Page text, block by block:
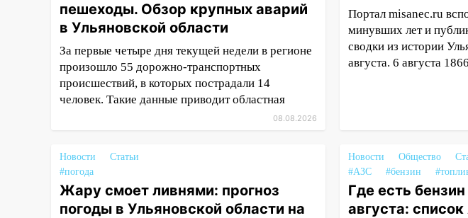
18:11 Ульяновская область
стала пилотным регионом
долголетие»
17:16 В реанимацию
Ульяновской областной
16:51
В Чердаклинском районе
ремонтируют дороги, ставят
остановки и проводят новое
освещение
пешеходы. Обзор крупных аварий
в Ульяновской области
За первые четыре дня текущей недели в регионе
произошло 55 дорожно-транспортных
происшествий, в которых пострадали 14
человек. Такие данные приводит областная
08.08.2026
Портал misanec.ru
минувших лет и
сводки из истории
августа. 6 августа
Новости
Статьи
#погода
Жару смоет ливнями: прогноз
погоды в Ульяновской области на
Новости Общество
#АЗС
#бензин
Где есть
августа: